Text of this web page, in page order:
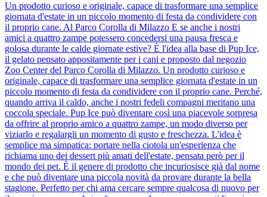
Un prodotto curioso e originale, capace di trasformare una semplice
giornata d'estate in un piccolo momento di festa da condividere con
il proprio cane. Al Parco Corolla di Milazzo E se anche i nostri
amici a quattro zampe potessero concedersi una pausa fresca e
golosa durante le calde giornate estive? È l'idea alla base di Pup Ice,
il gelato pensato appositamente per i cani e proposto dal negozio
Zoo Center del Parco Corolla di Milazzo. Un prodotto curioso e
originale, capace di trasformare una semplice giornata d'estate in un
piccolo momento di festa da condividere con il proprio cane. Perché,
quando arriva il caldo, anche i nostri fedeli compagni meritano una
coccola speciale. Pup Ice può diventare così una piacevole sorpresa
da offrire al proprio amico a quattro zampe, un modo diverso per
viziarlo e regalargli un momento di gusto e freschezza. L'idea è
semplice ma simpatica: portare nella ciotola un'esperienza che
richiama uno dei dessert più amati dell'estate, pensata però per il
mondo dei pet. È il genere di prodotto che incuriosisce già dal nome
e che può diventare una piccola novità da provare durante la bella
stagione. Perfetto per chi ama cercare sempre qualcosa di nuovo per